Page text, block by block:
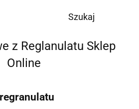
Szukaj
z Reglanulatu Sklep
Online